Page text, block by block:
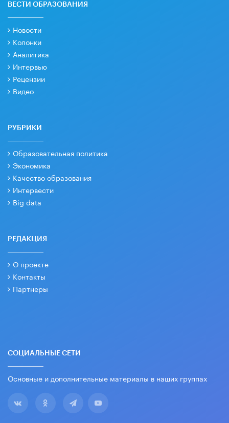
ВЕСТИ ОБРАЗОВАНИЯ
Новости
Колонки
Аналитика
Интервью
Рецензии
Видео
РУБРИКИ
Образовательная политика
Экономика
Качество образования
Интервести
Big data
РЕДАКЦИЯ
О проекте
Контакты
Партнеры
СОЦИАЛЬНЫЕ СЕТИ
Основные и дополнительные материалы в наших группах